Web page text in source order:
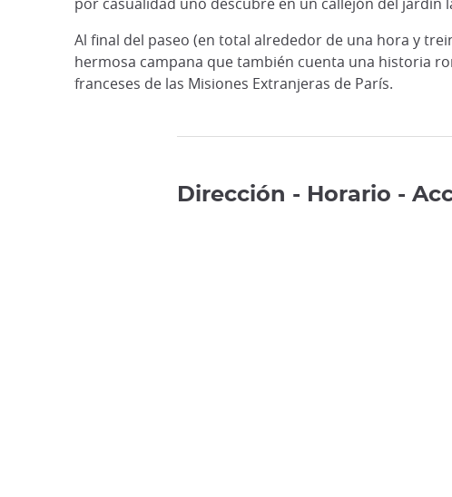
Al final del paseo (en total alrededor de una hora y
hermosa campana que también cuenta una historia
franceses de las Misiones Extranjeras de París.
Dirección - Horario -